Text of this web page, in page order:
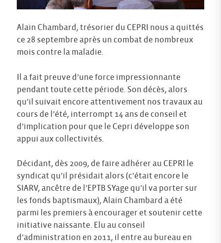
Alain Chambard, trésorier du CEPRI nous a quittés
ce 28 septembre après un combat de nombreux
mois contre la maladie.
Il a fait preuve d’une force impressionnante
pendant toute cette période. Son décès, alors
qu’il suivait encore attentivement nos travaux au
cours de l’été, interrompt 14 ans de conseil et
d’implication pour que le Cepri développe son
appui aux collectivités.
Décidant, dès 2009, de faire adhérer au CEPRI le
syndicat qu’il présidait alors (c’était encore le
SIARV, ancêtre de l’EPTB SYage qu’il va porter sur
les fonds baptismaux), Alain Chambard a été
parmi les premiers à encourager et soutenir cette
initiative naissante. Elu au conseil
d’administration en 2011, il entre au bureau en